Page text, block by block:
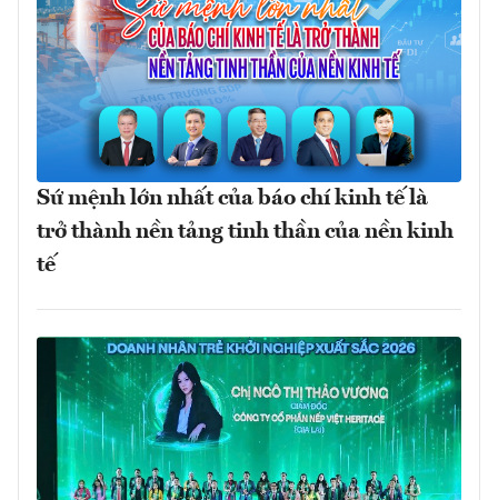
Sứ mệnh lớn nhất của báo chí kinh tế là
trở thành nền tảng tinh thần của nền kinh
tế